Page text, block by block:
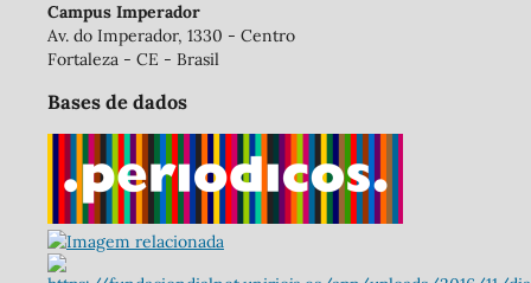
Campus Imperador
Av. do Imperador, 1330 - Centro
Fortaleza - CE - Brasil
Bases de dados